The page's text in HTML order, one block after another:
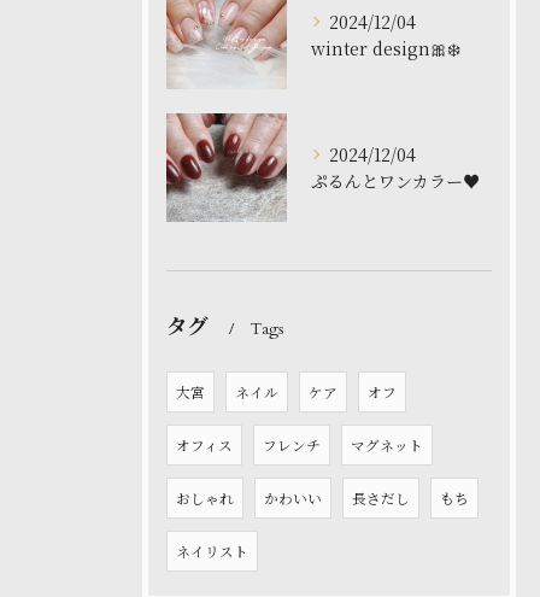
2024/12/04
winter design🎀❄️
2024/12/04
ぷるんとワンカラー♥️
タグ Tags
大宮 ネイル ケア オフ
オフィス フレンチ マグネット
おしゃれ かわいい 長さだし もち
ネイリスト